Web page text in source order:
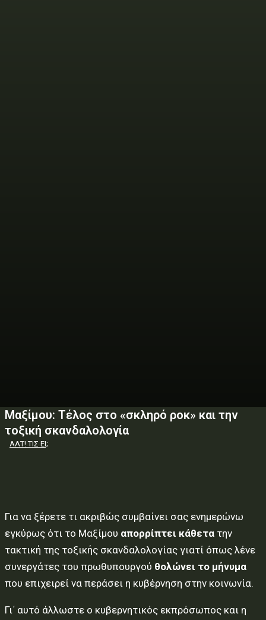
Μαξίμου: Τέλος στο «σκληρό ροκ» και την
τοξική σκανδαλολογία
ΑΛΤ! ΤΙΣ ΕΙ;
Για να ξέρετε τι ακριβώς συμβαίνει σας ενημερώνω
εγκύρως ότι το Μαξίμου απορρίπτει κάθετα την
τακτική της τοξικής σκανδαλολογίας γιατί όπως λένε
συνεργάτες του πρωθυπουργού θολώνει το μήνυμα
που επιχειρεί να περάσει η κυβέρνηση στην κοινωνία.
Γι΄ αυτό άλλωστε ο κυβερνητικός εκπρόσωπος και η